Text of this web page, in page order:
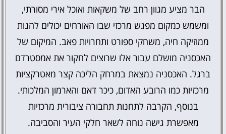
הבר מציע מגוון רחב של משקאות ואוכל אירי מסורתי,
ומשמש כמקום מפגש מרכזי שבו האורחים יכולים להנות
ממוזיקה חיה, משחקי ספורט ותחרויות פאב. המיקום של
האכסניה מושלם עבור אלו שרוצים לחקור את אמסטרדם
ברגל. האכסניה נמצאת במרחק הליכה קצר מאטרקציות
מרכזיות כמו הרובע האדום, כיכר דאם והארמון המלכותי.
בנוסף, הקרבה לתחנות תחבורה ציבורית מרכזיות
מאפשרת גישה נוחה לשאר חלקי העיר והסביבה.